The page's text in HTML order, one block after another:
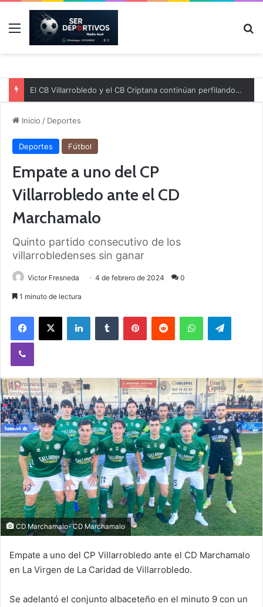
Menú
El CB Villarrobledo y el CB Criptana continúan perfilando sus plantillas
Inicio / Deportes
Deportes Fútbol
Empate a uno del CP
Villarrobledo ante el CD
Marchamalo
Quinto partido consecutivo de los
villarrobledenses sin ganar
Victor Fresneda 4 de febrero de 2024 0
1 minuto de lectura
CD Marchamalo- CD Marchamalo
Empate a uno del CP Villarrobledo ante el CD Marchamalo
en La Virgen de La Caridad de Villarrobledo.
Se adelantó el conjunto albaceteño en el minuto 9 con un